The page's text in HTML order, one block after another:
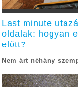
Last minute
oldalak: hogyan
előtt?
Nem árt néhány